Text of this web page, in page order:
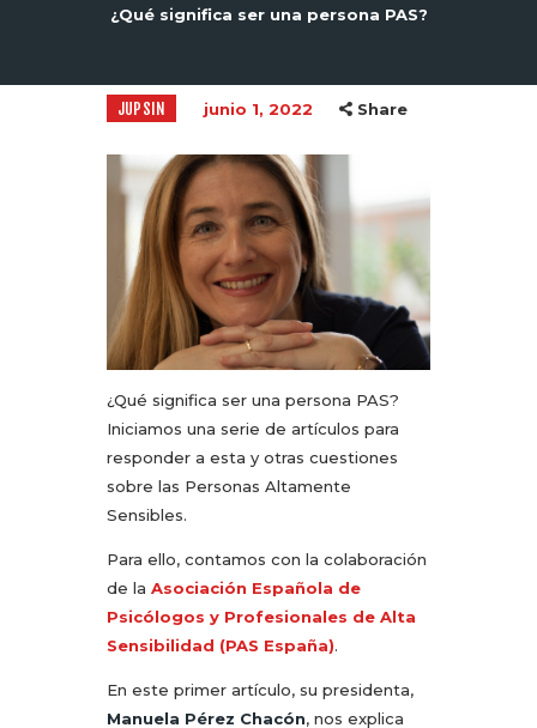
¿Qué significa ser una persona PAS?
JUPSIN junio 1, 2022 Share
¿Qué significa ser una persona PAS?
Iniciamos una serie de artículos para
responder a esta y otras cuestiones
sobre las Personas Altamente
Sensibles.
Para ello, contamos con la colaboración
de la Asociación Española de
Psicólogos y Profesionales de Alta
Sensibilidad (PAS España).
En este primer artículo, su presidenta,
Manuela Pérez Chacón, nos explica